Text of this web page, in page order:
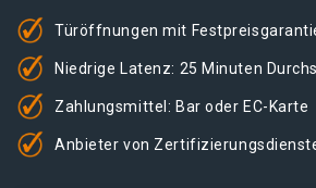
Türöffnungen mit
Niedrige Latenz: 25 Minuten
Zahlungsmittel: Bar oder EC-Karte
Anbieter von